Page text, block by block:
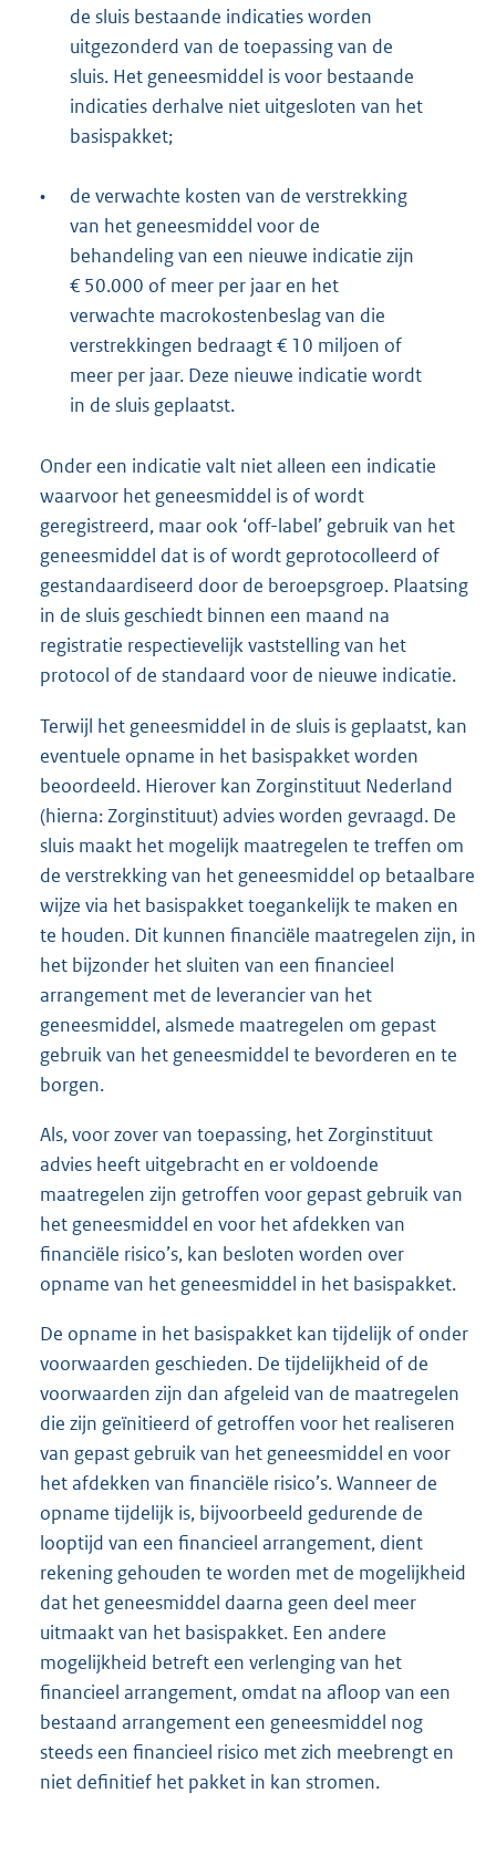
de sluis bestaande indicaties worden
uitgezonderd van de toepassing van de
sluis. Het geneesmiddel is voor bestaande
indicaties derhalve niet uitgesloten van het
basispakket;
•
de verwachte kosten van de verstrekking
van het geneesmiddel voor de
behandeling van een nieuwe indicatie zijn
€ 50.000 of meer per jaar en het
verwachte macrokostenbeslag van die
verstrekkingen bedraagt € 10 miljoen of
meer per jaar. Deze nieuwe indicatie wordt
in de sluis geplaatst.
Onder een indicatie valt niet alleen een indicatie
waarvoor het geneesmiddel is of wordt
geregistreerd, maar ook ‘off-label’ gebruik van het
geneesmiddel dat is of wordt geprotocolleerd of
gestandaardiseerd door de beroepsgroep. Plaatsing
in de sluis geschiedt binnen een maand na
registratie respectievelijk vaststelling van het
protocol of de standaard voor de nieuwe indicatie.
Terwijl het geneesmiddel in de sluis is geplaatst, kan
eventuele opname in het basispakket worden
beoordeeld. Hierover kan Zorginstituut Nederland
(hierna: Zorginstituut) advies worden gevraagd. De
sluis maakt het mogelijk maatregelen te treffen om
de verstrekking van het geneesmiddel op betaalbare
wijze via het basispakket toegankelijk te maken en
te houden. Dit kunnen financiële maatregelen zijn, in
het bijzonder het sluiten van een financieel
arrangement met de leverancier van het
geneesmiddel, alsmede maatregelen om gepast
gebruik van het geneesmiddel te bevorderen en te
borgen.
Als, voor zover van toepassing, het Zorginstituut
advies heeft uitgebracht en er voldoende
maatregelen zijn getroffen voor gepast gebruik van
het geneesmiddel en voor het afdekken van
financiële risico’s, kan besloten worden over
opname van het geneesmiddel in het basispakket.
De opname in het basispakket kan tijdelijk of onder
voorwaarden geschieden. De tijdelijkheid of de
voorwaarden zijn dan afgeleid van de maatregelen
die zijn geïnitieerd of getroffen voor het realiseren
van gepast gebruik van het geneesmiddel en voor
het afdekken van financiële risico’s. Wanneer de
opname tijdelijk is, bijvoorbeeld gedurende de
looptijd van een financieel arrangement, dient
rekening gehouden te worden met de mogelijkheid
dat het geneesmiddel daarna geen deel meer
uitmaakt van het basispakket. Een andere
mogelijkheid betreft een verlenging van het
financieel arrangement, omdat na afloop van een
bestaand arrangement een geneesmiddel nog
steeds een financieel risico met zich meebrengt en
niet definitief het pakket in kan stromen.